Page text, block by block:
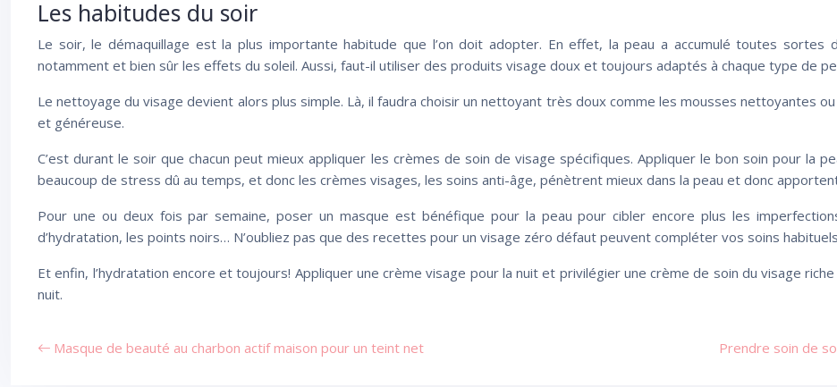
Les habitudes du soir
Le soir, le démaquillage est la plus importante habitude que l’on doit adopter. En effet, la peau a accumulé toutes sortes
notamment et bien sûr les effets du soleil. Aussi, faut-il utiliser des produits visage doux et toujours adaptés à chaque type de
Le nettoyage du visage devient alors plus simple. Là, il faudra choisir un nettoyant très doux comme les mousses nettoyantes
et généreuse.
C’est durant le soir que chacun peut mieux appliquer les crèmes de soin de visage spécifiques. Appliquer le bon soin pour la
beaucoup de stress dû au temps, et donc les crèmes visages, les soins anti-âge, pénètrent mieux dans la peau et donc
Pour une ou deux fois par semaine, poser un masque est bénéfique pour la peau pour cibler encore plus les
d’hydratation, les points noirs… N’oubliez pas que des recettes pour un visage zéro défaut peuvent compléter vos soins
Et enfin, l’hydratation encore et toujours! Appliquer une crème visage pour la nuit et privilégier une crème de soin du visage
nuit.
Masque de beauté au charbon actif maison pour un teint net Prendre soin de